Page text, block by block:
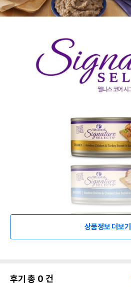
상품정보 더보기
후기 총 0 건